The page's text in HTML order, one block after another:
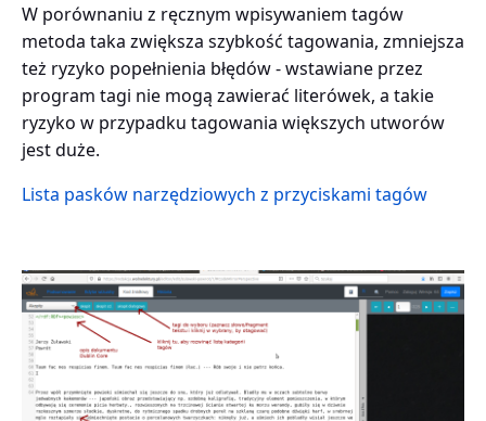
W porównaniu z ręcznym wpisywaniem tagów
metoda taka zwiększa szybkość tagowania, zmniejsza
też ryzyko popełnienia błędów - wstawiane przez
program tagi nie mogą zawierać literówek, a takie
ryzyko w przypadku tagowania większych utworów
jest duże.
Lista pasków narzędziowych z przyciskami tagów